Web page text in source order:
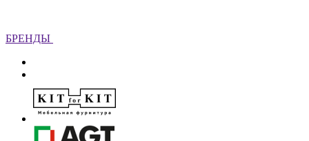
БРЕНДЫ